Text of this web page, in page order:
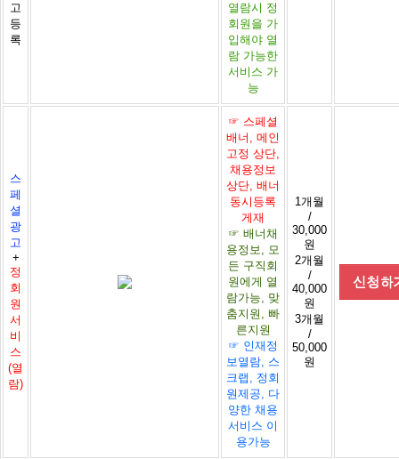
고
등
록
열람시 정
회원을 가
입해야 열
람 가능한
서비스 가
능
스
페
셜
광
고
+
정
회
원
서
비
스
(열
람)
☞ 스페셜
배너, 메인
고정 상단,
채용정보
상단, 배너
동시등록
게재
☞ 배너채
용정보, 모
든 구직회
원에게 열
람가능, 맞
춤지원, 빠
른지원
☞ 인재정
보열람, 스
크랩, 정회
원제공, 다
양한 채용
서비스 이
용가능
1개월
/
30,000
원
2개월
/
40,000
원
3개월
/
50,000
원